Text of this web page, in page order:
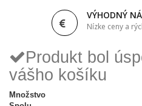
VÝHODNÝ
Nízke ceny a
Produkt bol
vášho košíku
Množstvo